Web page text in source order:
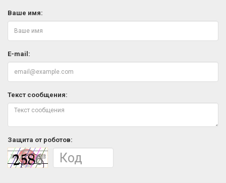
Ваше имя:
E-mail:
Текст сообщения:
Защита от роботов: